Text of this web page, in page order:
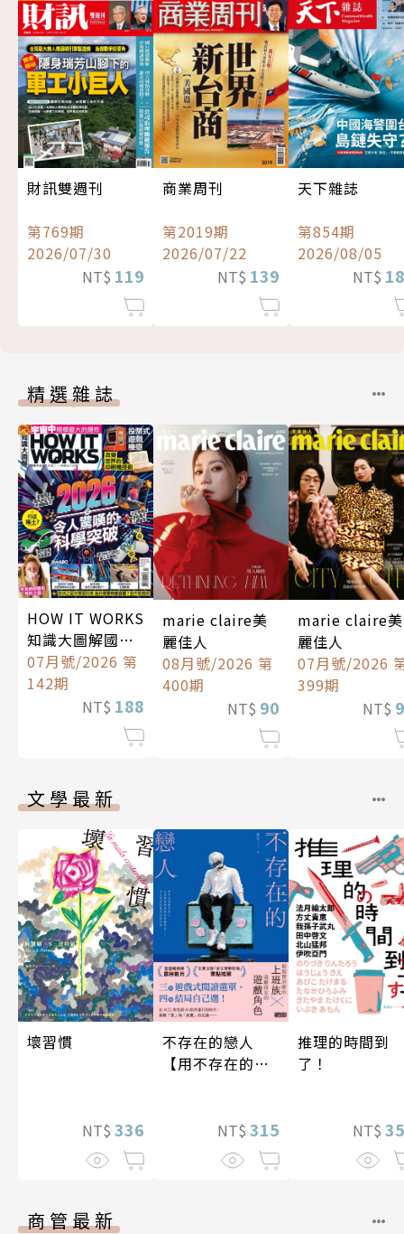
財訊雙週刊
第769期
2026/07/30
NT$ 119
商業周刊
第2019期
2026/07/22
NT$ 139
天下雜誌
第854期
2026/08/05
NT$
精選雜誌
HOW IT WORKS
知識大圖解國際
中文版
07月號/2026 第
142期
NT$ 188
marie claire美
麗佳人
08月號/2026 第
400期
NT$ 90
marie claire美
麗佳人
07月號/2026
399期
NT$
文學最新
壞習慣
NT$ 336
不存在的戀人
【用不存在的
NT$ 315
推理的時間到
了！
NT$
商管最新